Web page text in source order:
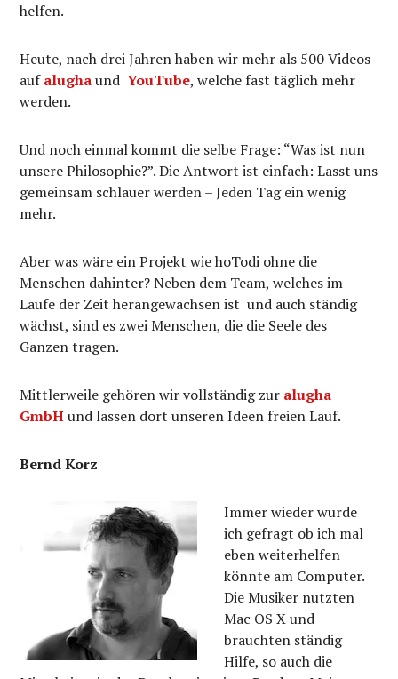
helfen.
Heute, nach drei Jahren haben wir mehr als 500 Videos
aufalughaundYouTube, welche fast täglich mehr
werden.
Und noch einmal kommt die selbe Frage: “Was ist nun
unsere Philosophie?”. Die Antwort ist einfach: Lasst uns
gemeinsam schlauer werden – Jeden Tag ein wenig
mehr.
Aber was wäre ein Projekt wie hoTodi ohne die
Menschen dahinter? Neben dem Team, welches im
Laufe der Zeit herangewachsen ist und auch ständig
wächst, sind es zwei Menschen, die die Seele des
Ganzen tragen.
Mittlerweile gehören wir vollständig zur alugha
GmbHund lassen dort unseren Ideen freien Lauf.
Bernd Korz
Immer wieder wurde
ich gefragt ob ich mal
eben weiterhelfen
könnte am Computer.
Die Musiker nutzten
Mac OS X und
brauchten ständig
Hilfe, so auch die